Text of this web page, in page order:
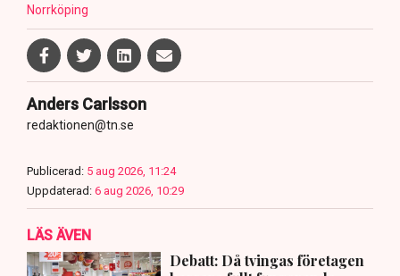
Norrköping
Anders Carlsson
redaktionen@tn.se
Publicerad: 5 aug 2026, 11:24
Uppdaterad: 6 aug 2026, 10:29
LÄS ÄVEN
Debatt: Då tvingas företagen